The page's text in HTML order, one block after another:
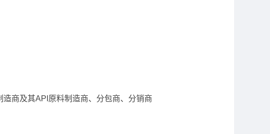
商及其API原料制造商、分包商、分销商